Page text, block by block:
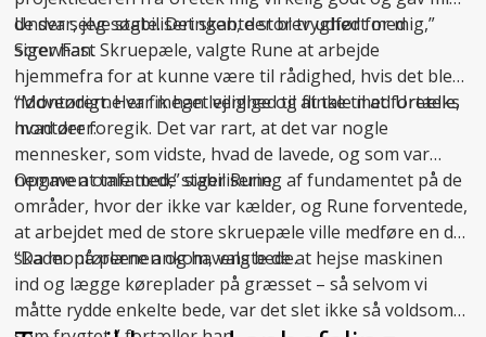
de svar, jeg søgte. Det skabte stor tryghed for mig,”
siger han.
Under selve stabiliseringen, der blev udført med
ScrewFast Skruepæle, valgte Rune at arbejde
hjemmefra for at kunne være til rådighed, hvis det blev
nødvendigt. Her fik han lejlighed til at tale med Ureteks
montører:
“Montørerne var meget venlige og flinke til at fortælle,
hvad der foregik. Det var rart, at det var nogle
mennesker, som vidste, hvad de lavede, og som var
nemme at tale med,” siger Rune.
Opgaven omfattedestabilisering af fundamentet på de
områder, hvor der ikke var kælder, og Rune forventede,
at arbejdet med de store skruepæle ville medføre en del
skader på plænen og havens bede.
“Da montørerne ankom, valgte de at hejse maskinen
ind og lægge køreplader på græsset – så selvom vi
måtte rydde enkelte bede, var det slet ikke så voldsomt